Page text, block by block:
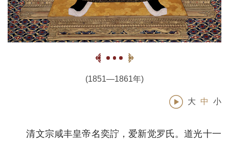
(1851—1861年)
大 中 小
清文宗咸丰皇帝名奕詝，爱新觉罗氏。道光十一